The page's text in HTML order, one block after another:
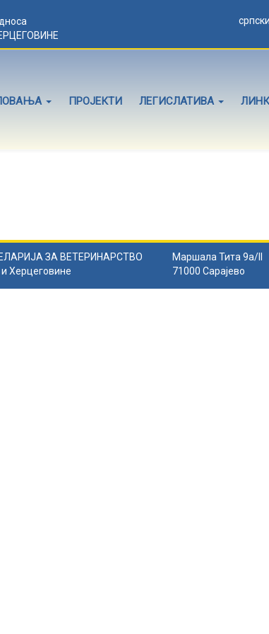
српски
ПРОЈЕКТИ ЛЕГИСЛАТИВА
ЗА ВЕТЕРИНАРСТВО
Херцеговине
Маршала Тита 9а/II
71000 Сарајево